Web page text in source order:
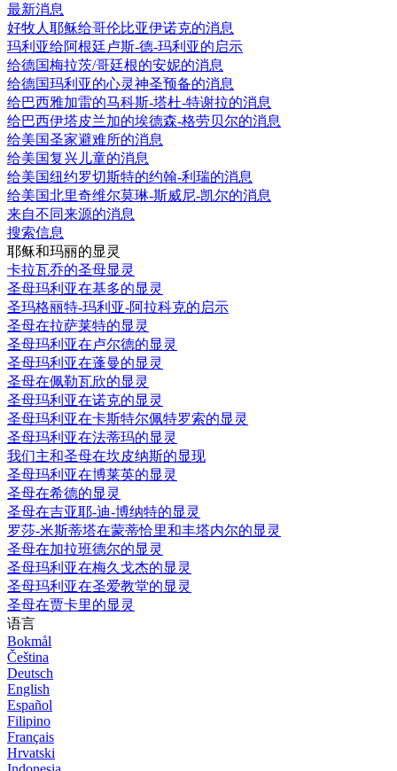
最新消息
好牧人耶稣给哥伦比亚伊诺克的消息
玛利亚给阿根廷卢斯-德-玛利亚的启示
给德国梅拉茨/哥廷根的安妮的消息
给德国玛利亚的心灵神圣预备的消息
给巴西雅加雷的马科斯-塔杜-特谢拉的消息
给巴西伊塔皮兰加的埃德森-格劳贝尔的消息
给美国圣家避难所的消息
给美国复兴儿童的消息
给美国纽约罗切斯特的约翰-利瑞的消息
给美国北里奇维尔莫琳-斯威尼-凯尔的消息
来自不同来源的消息
搜索信息
耶稣和玛丽的显灵
卡拉瓦乔的圣母显灵
圣母玛利亚在基多的显灵
圣玛格丽特-玛利亚-阿拉科克的启示
圣母在拉萨莱特的显灵
圣母玛利亚在卢尔德的显灵
圣母玛利亚在蓬曼的显灵
圣母在佩勒瓦欣的显灵
圣母玛利亚在诺克的显灵
圣母玛利亚在卡斯特尔佩特罗索的显灵
圣母玛利亚在法蒂玛的显灵
我们主和圣母在坎皮纳斯的显现
圣母玛利亚在博莱英的显灵
圣母在希德的显灵
圣母在吉亚耶-迪-博纳特的显灵
罗莎-米斯蒂塔在蒙蒂恰里和丰塔内尔的显灵
圣母在加拉班德尔的显灵
圣母玛利亚在梅久戈杰的显灵
圣母玛利亚在圣爱教堂的显灵
圣母在贾卡里的显灵
语言
Bokmål
Čeština
Deutsch
English
Español
Filipino
Français
Hrvatski